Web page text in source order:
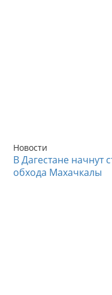
Новости
В Дагестане начнут
обхода Махачкалы